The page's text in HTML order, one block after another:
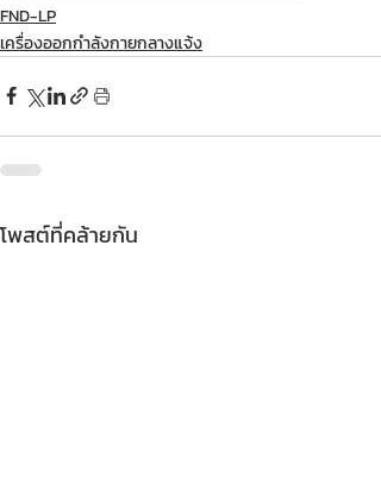
FND-LP
เครื่องออกกำลังกายกลางแจ้ง
โพสต์ที่คล้ายกัน